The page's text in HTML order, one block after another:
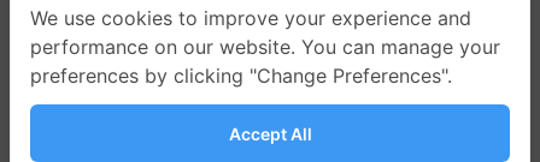
We use cookies to improve your experience and
performance on our website. You can manage your
preferences by clicking "Change Preferences".
Accept All